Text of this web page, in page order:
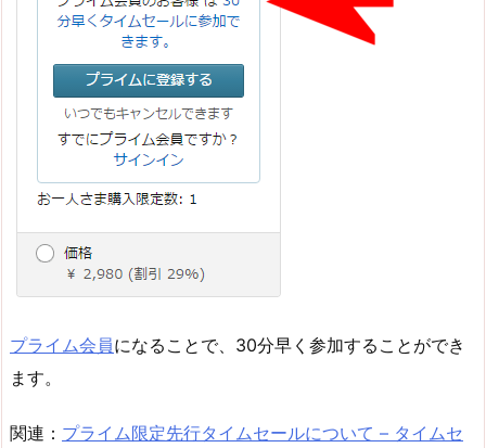
プライム会員になることで、30分早く参加することができ
ます。
関連： プライム限定先行タイムセールについて – タイムセ